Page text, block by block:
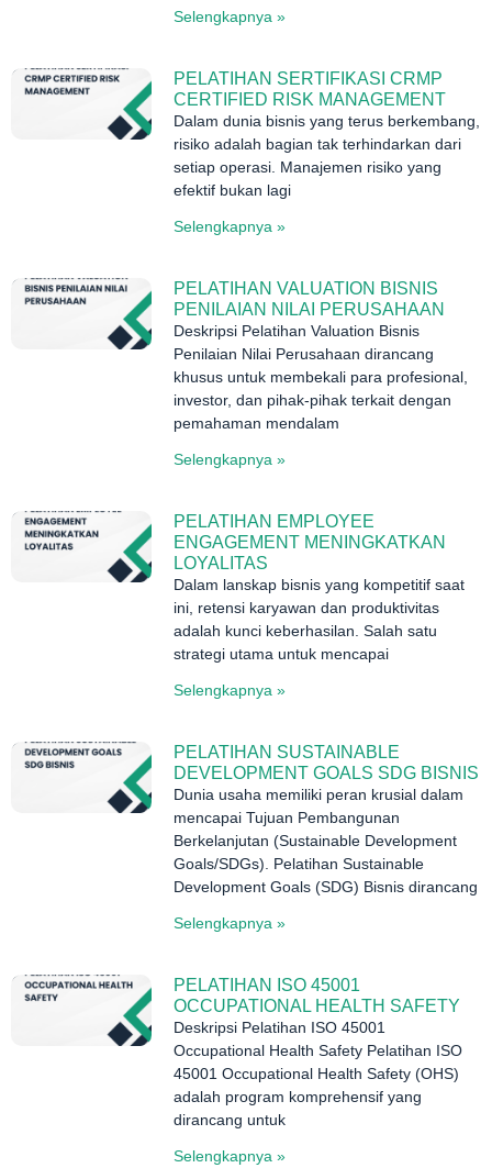
Selengkapnya »
PELATIHAN SERTIFIKASI CRMP
CERTIFIED RISK MANAGEMENT
Dalam dunia bisnis yang terus berkembang,
risiko adalah bagian tak terhindarkan dari
setiap operasi. Manajemen risiko yang
efektif bukan lagi
Selengkapnya »
PELATIHAN VALUATION BISNIS
PENILAIAN NILAI PERUSAHAAN
Deskripsi Pelatihan Valuation Bisnis
Penilaian Nilai Perusahaan dirancang
khusus untuk membekali para profesional,
investor, dan pihak-pihak terkait dengan
pemahaman mendalam
Selengkapnya »
PELATIHAN EMPLOYEE
ENGAGEMENT MENINGKATKAN
LOYALITAS
Dalam lanskap bisnis yang kompetitif saat
ini, retensi karyawan dan produktivitas
adalah kunci keberhasilan. Salah satu
strategi utama untuk mencapai
Selengkapnya »
PELATIHAN SUSTAINABLE
DEVELOPMENT GOALS SDG BISNIS
Dunia usaha memiliki peran krusial dalam
mencapai Tujuan Pembangunan
Berkelanjutan (Sustainable Development
Goals/SDGs). Pelatihan Sustainable
Development Goals (SDG) Bisnis dirancang
Selengkapnya »
PELATIHAN ISO 45001
OCCUPATIONAL HEALTH SAFETY
Deskripsi Pelatihan ISO 45001
Occupational Health Safety Pelatihan ISO
45001 Occupational Health Safety (OHS)
adalah program komprehensif yang
dirancang untuk
Selengkapnya »